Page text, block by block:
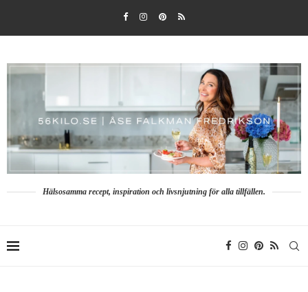
Hälsosamma recept, inspiration och livsnjutning för alla tillfällen.